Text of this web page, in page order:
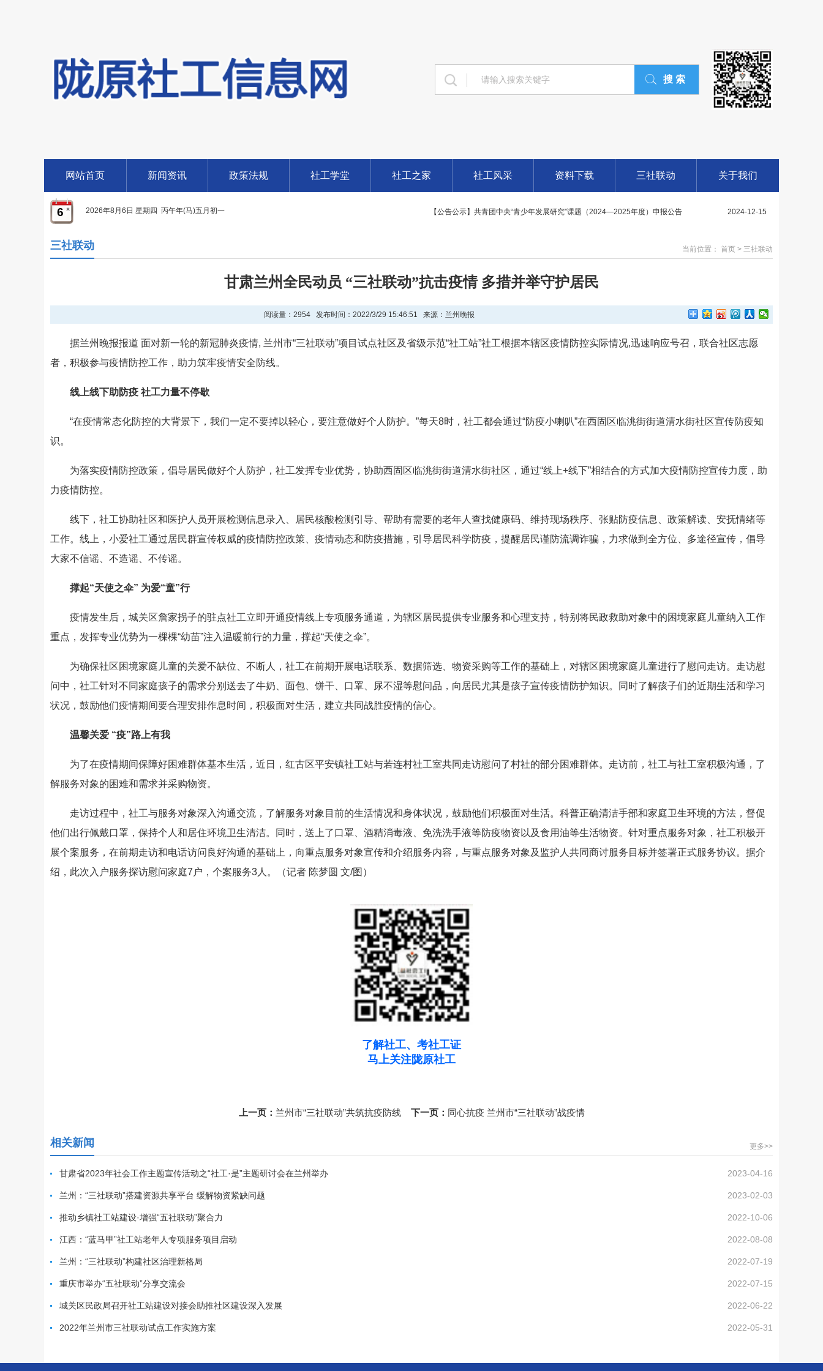
网站首页 新闻资讯 政策法规 社工学堂 社工之家 社工风采 资料下载 三社联动 关于我们
6 2026年8月6日 星期四 丙午年(马)五月初一
2024-3-10
【公告公示】甘肃省2024年度高级社会工作师评审通过人员公示 2025-1-5
【公告公示】敦煌市2024年公开招聘专职社区工作者，持证社工优先 2024-12-15
【公告公示】2024年度高级社会工作师评审工作的通知 2024-10-2
三社联动 当前位置： 首页 > 三社联动
甘肃兰州全民动员 “三社联动”抗击疫情 多措并举守护居民
阅读量： 2954 发布时间：2022/3/29 15:46:51 来源：兰州晚报
据兰州晚报报道 面对新一轮的新冠肺炎疫情, 兰州市“三社联动”项目试点社区及省级示范“社工站”社工根据本辖区疫情防控实际情况,迅速响应号召，联合社区志愿
者，积极参与疫情防控工作，助力筑牢疫情安全防线。
线上线下助防疫 社工力量不停歇
“在疫情常态化防控的大背景下，我们一定不要掉以轻心，要注意做好个人防护。”每天8时，社工都会通过“防疫小喇叭”在西固区临洮街街道清水街社区宣传防疫知
识。
为落实疫情防控政策，倡导居民做好个人防护，社工发挥专业优势，协助西固区临洮街街道清水街社区，通过“线上+线下”相结合的方式加大疫情防控宣传力度，助
力疫情防控。
线下，社工协助社区和医护人员开展检测信息录入、居民核酸检测引导、帮助有需要的老年人查找健康码、维持现场秩序、张贴防疫信息、政策解读、安抚情绪等
工作。线上，小爱社工通过居民群宣传权威的疫情防控政策、疫情动态和防疫措施，引导居民科学防疫，提醒居民谨防流调诈骗，力求做到全方位、多途径宣传，倡导
大家不信谣、不造谣、不传谣。
撑起“天使之伞” 为爱“童”行
疫情发生后，城关区詹家拐子的驻点社工立即开通疫情线上专项服务通道，为辖区居民提供专业服务和心理支持，特别将民政救助对象中的困境家庭儿童纳入工作
重点，发挥专业优势为一棵棵“幼苗”注入温暖前行的力量，撑起“天使之伞”。
为确保社区困境家庭儿童的关爱不缺位、不断人，社工在前期开展电话联系、数据筛选、物资采购等工作的基础上，对辖区困境家庭儿童进行了慰问走访。走访慰
问中，社工针对不同家庭孩子的需求分别送去了牛奶、面包、饼干、口罩、尿不湿等慰问品，向居民尤其是孩子宣传疫情防护知识。同时了解孩子们的近期生活和学习
状况，鼓励他们疫情期间要合理安排作息时间，积极面对生活，建立共同战胜疫情的信心。
温馨关爱 “疫”路上有我
为了在疫情期间保障好困难群体基本生活，近日，红古区平安镇社工站与若连村社工室共同走访慰问了村社的部分困难群体。走访前，社工与社工室积极沟通，了
解服务对象的困难和需求并采购物资。
走访过程中，社工与服务对象深入沟通交流，了解服务对象目前的生活情况和身体状况，鼓励他们积极面对生活。科普正确清洁手部和家庭卫生环境的方法，督促
他们出行佩戴口罩，保持个人和居住环境卫生清洁。同时，送上了口罩、酒精消毒液、免洗洗手液等防疫物资以及食用油等生活物资。针对重点服务对象，社工积极开
展个案服务，在前期走访和电话访问良好沟通的基础上，向重点服务对象宣传和介绍服务内容，与重点服务对象及监护人共同商讨服务目标并签署正式服务协议。据介
绍，此次入户服务探访慰问家庭7户，个案服务3人。（记者 陈梦圆 文/图）
了解社工、考社工证
马上关注陇原社工
上一页： 兰州市“三社联动”共筑抗疫防线 下一页： 同心抗疫 兰州市“三社联动”战疫情
相关新闻 更多>>
甘肃省2023年社会工作主题宣传活动之“社工·是”主题研讨会在兰州举办 2023-04-16
兰州：“三社联动”搭建资源共享平台 缓解物资紧缺问题 2023-02-03
推动乡镇社工站建设·增强“五社联动”聚合力 2022-10-06
江西：“蓝马甲”社工站老年人专项服务项目启动 2022-08-08
兰州：“三社联动”构建社区治理新格局 2022-07-19
重庆市举办“五社联动”分享交流会 2022-07-15
城关区民政局召开社工站建设对接会助推社区建设深入发展 2022-06-22
2022年兰州市三社联动试点工作实施方案 2022-05-31